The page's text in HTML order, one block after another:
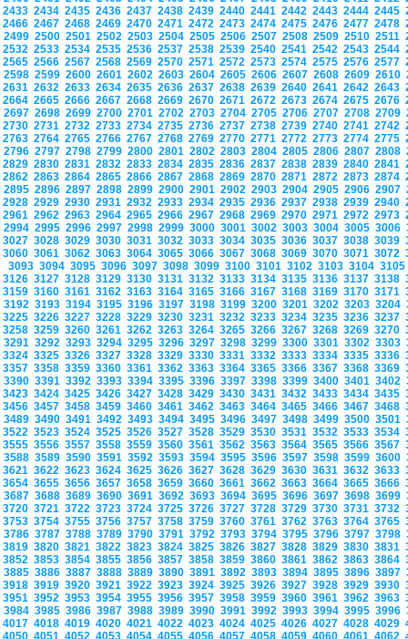
2433 2434 2435 2436 2437 2438 2439 2440 2441 2442 2443 2444 2445
2466 2467 2468 2469 2470 2471 2472 2473 2474 2475 2476 2477 2478
2499 2500 2501 2502 2503 2504 2505 2506 2507 2508 2509 2510 2511
2532 2533 2534 2535 2536 2537 2538 2539 2540 2541 2542 2543 2544
2565 2566 2567 2568 2569 2570 2571 2572 2573 2574 2575 2576 2577
2598 2599 2600 2601 2602 2603 2604 2605 2606 2607 2608 2609 2610
2631 2632 2633 2634 2635 2636 2637 2638 2639 2640 2641 2642 2643
2664 2665 2666 2667 2668 2669 2670 2671 2672 2673 2674 2675 2676
2697 2698 2699 2700 2701 2702 2703 2704 2705 2706 2707 2708 2709
2730 2731 2732 2733 2734 2735 2736 2737 2738 2739 2740 2741 2742
2763 2764 2765 2766 2767 2768 2769 2770 2771 2772 2773 2774 2775
2796 2797 2798 2799 2800 2801 2802 2803 2804 2805 2806 2807 2808
2829 2830 2831 2832 2833 2834 2835 2836 2837 2838 2839 2840 2841
2862 2863 2864 2865 2866 2867 2868 2869 2870 2871 2872 2873 2874
2895 2896 2897 2898 2899 2900 2901 2902 2903 2904 2905 2906 2907
2928 2929 2930 2931 2932 2933 2934 2935 2936 2937 2938 2939 2940
2961 2962 2963 2964 2965 2966 2967 2968 2969 2970 2971 2972 2973
2994 2995 2996 2997 2998 2999 3000 3001 3002 3003 3004 3005 3006
3027 3028 3029 3030 3031 3032 3033 3034 3035 3036 3037 3038 3039
3060 3061 3062 3063 3064 3065 3066 3067 3068 3069 3070 3071 3072
3093 3094 3095 3096 3097 3098 3099 3100 3101 3102 3103 3104
3126 3127 3128 3129 3130 3131 3132 3133 3134 3135 3136 3137 3138
3159 3160 3161 3162 3163 3164 3165 3166 3167 3168 3169 3170 3171
3192 3193 3194 3195 3196 3197 3198 3199 3200 3201 3202 3203 3204
3225 3226 3227 3228 3229 3230 3231 3232 3233 3234 3235 3236 3237
3258 3259 3260 3261 3262 3263 3264 3265 3266 3267 3268 3269 3270
3291 3292 3293 3294 3295 3296 3297 3298 3299 3300 3301 3302 3303
3324 3325 3326 3327 3328 3329 3330 3331 3332 3333 3334 3335 3336
3357 3358 3359 3360 3361 3362 3363 3364 3365 3366 3367 3368 3369
3390 3391 3392 3393 3394 3395 3396 3397 3398 3399 3400 3401 3402
3423 3424 3425 3426 3427 3428 3429 3430 3431 3432 3433 3434 3435
3456 3457 3458 3459 3460 3461 3462 3463 3464 3465 3466 3467 3468
3489 3490 3491 3492 3493 3494 3495 3496 3497 3498 3499 3500 3501
3522 3523 3524 3525 3526 3527 3528 3529 3530 3531 3532 3533 3534
3555 3556 3557 3558 3559 3560 3561 3562 3563 3564 3565 3566 3567
3588 3589 3590 3591 3592 3593 3594 3595 3596 3597 3598 3599 3600
3621 3622 3623 3624 3625 3626 3627 3628 3629 3630 3631 3632 3633
3654 3655 3656 3657 3658 3659 3660 3661 3662 3663 3664 3665 3666
3687 3688 3689 3690 3691 3692 3693 3694 3695 3696 3697 3698 3699
3720 3721 3722 3723 3724 3725 3726 3727 3728 3729 3730 3731 3732
3753 3754 3755 3756 3757 3758 3759 3760 3761 3762 3763 3764 3765
3786 3787 3788 3789 3790 3791 3792 3793 3794 3795 3796 3797 3798
3819 3820 3821 3822 3823 3824 3825 3826 3827 3828 3829 3830 3831
3852 3853 3854 3855 3856 3857 3858 3859 3860 3861 3862 3863 3864
3885 3886 3887 3888 3889 3890 3891 3892 3893 3894 3895 3896 3897
3918 3919 3920 3921 3922 3923 3924 3925 3926 3927 3928 3929 3930
3951 3952 3953 3954 3955 3956 3957 3958 3959 3960 3961 3962 3963
3984 3985 3986 3987 3988 3989 3990 3991 3992 3993 3994 3995 3996
4017 4018 4019 4020 4021 4022 4023 4024 4025 4026 4027 4028 4029
4050 4051 4052 4053 4054 4055 4056 4057 4058 4059 4060 4061 4062